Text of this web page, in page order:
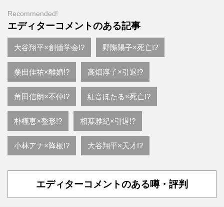
Recommended!
エディターコメントのある記事
大谷翔平×創価学会!? 野際陽子×死亡!?
桑田佳祐×離婚!? 高畑淳子×引退!?
角田信朗×不仲!? 紅音ほたる×死亡!?
朴槿恵×整形!? 相葉雅紀×引退!?
小林アナ×降板!? 大谷翔平×天才!?
エディターコメントのある噂・評判